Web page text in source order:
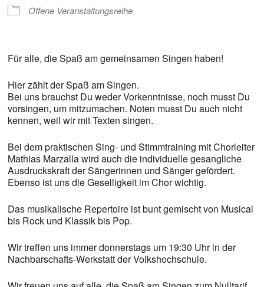
Offene Veranstaltungsreihe
Für alle, die Spaß am gemeinsamen Singen haben!
Hier zählt der Spaß am Singen.
Bei uns brauchst Du weder Vorkenntnisse, noch musst Du
vorsingen, um mitzumachen. Noten musst Du auch nicht
kennen, weil wir mit Texten singen.
Bei dem praktischen Sing- und Stimmtraining mit Chorleiter
Mathias Marzalla wird auch die individuelle gesangliche
Ausdruckskraft der Sängerinnen und Sänger gefördert.
Ebenso ist uns die Geselligkeit im Chor wichtig.
Das musikalische Repertoire ist bunt gemischt von Musical
bis Rock und Klassik bis Pop.
Wir treffen uns immer donnerstags um 19:30 Uhr in der
Nachbarschafts-Werkstatt der Volkshochschule.